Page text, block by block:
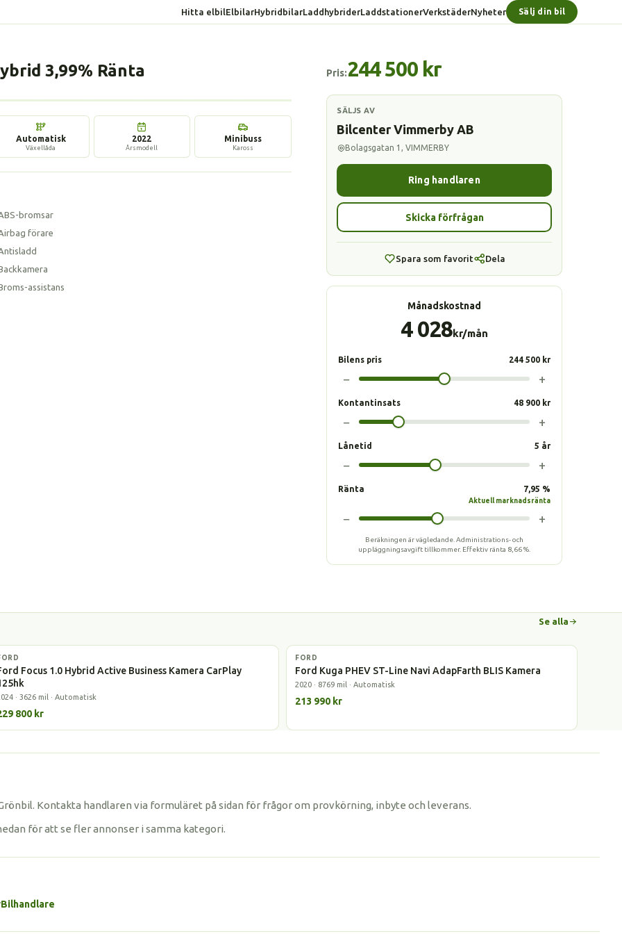
Hitta elbilElbilarHybridbilarLaddhybriderLaddstationerVerkstäderNyheter Sälj din bil
3,99% Ränta
Automatisk
Växellåda
2022
Årsmodell
Minibuss
Kaross
bromsar
förare
assistans
Pris:244 500 kr
SÄLJS AV
Bilcenter Vimmerby AB
Bolagsgatan 1, VIMMERBY
Ring handlaren
Skicka förfrågan
Spara som favorit Dela
Månadskostnad
4 028kr/mån
Bilens pris 244 500 kr
− +
Kontantinsats 48 900 kr
− +
Lånetid 5 år
− +
Ränta 7,95 %
Aktuell marknadsränta
− +
Beräkningen är vägledande. Administrations- och
uppläggningsavgift tillkommer. Effektiv ränta 8,66 %
Se alla
Laddhybrid
Focus 1.0 Hybrid Active Business Kamera CarPlay
· 3626 mil · Automatisk
800 kr
Laddhybrid
FORD
Ford Kuga PHEV ST-Line Navi AdapFarth BLIS Kamera
2020 · 8769 mil · Automatisk
213 990 kr
Kontakta handlaren via formuläret på sidan för frågor om provkörning, inbyte och leverans.
för att se fler annonser i samma kategori.
Bilhandlare